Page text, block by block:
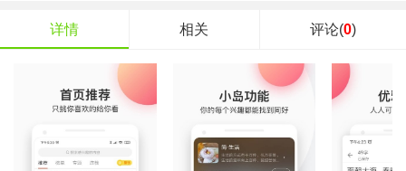
详情 相关 评论(0)